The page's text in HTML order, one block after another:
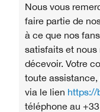
Nous vous
faire partie de
à ce que nos
satisfaits et nous
décevoir. Votre
toute assistance,
via le lien https://
téléphone au